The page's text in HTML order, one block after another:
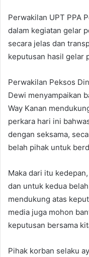
Perwakilan UPT PPA
dalam kegiatan gelar
secara jelas dan
keputusan hasil gelar
Perwakilan Peksos
Dewi menyampaikan
Way Kanan
perkara hari ini
dengan seksama,
belah pihak untuk
Maka dari itu
dan untuk kedua
mendukung atas
media juga mohon
keputusan bersama
Pihak korban selaku